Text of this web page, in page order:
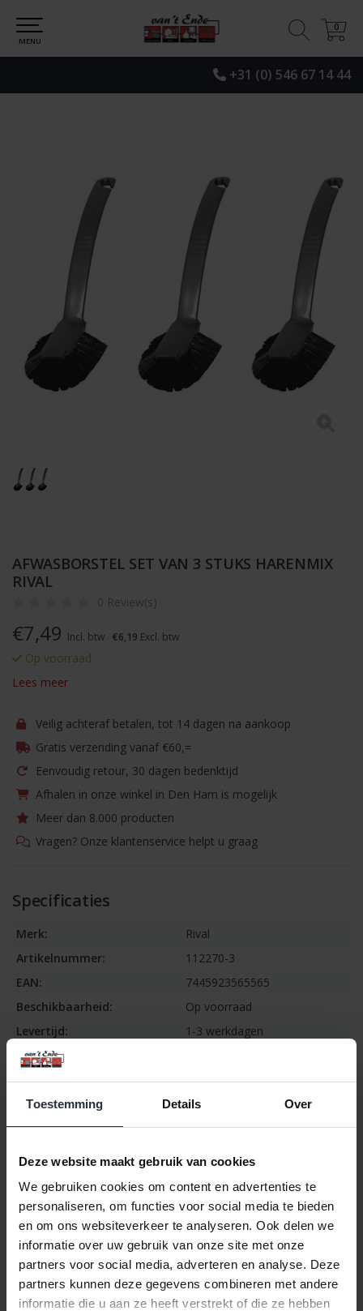
Toestemming Details Over
Deze website maakt gebruik van cookies
We gebruiken cookies om content en advertenties te
personaliseren, om functies voor social media te bieden
en om ons websiteverkeer te analyseren. Ook delen we
informatie over uw gebruik van onze site met onze
partners voor social media, adverteren en analyse. Deze
partners kunnen deze gegevens combineren met andere
informatie die u aan ze heeft verstrekt of die ze hebben
+31 (0) 546 67 14 44
0
0
MENU
AFWASBORSTEL SET VAN 3 STUKS HARENMIX
RIVAL
0 Review(s)
€7,49 Incl. btw €6,19 Excl. btw
Op voorraad
Lees meer
Veilig achteraf betalen, tot 14 dagen na aankoop
Gratis verzending vanaf €60,=
Eenvoudig retour, 30 dagen bedenktijd
Afhalen in onze winkel in Den Ham is mogelijk
Meer dan 8.000 producten
Vragen? Onze klantenservice helpt u graag
Specificaties
Merk:
Rival
Artikelnummer:
112270-3
EAN:
7445923565565
Beschikbaarheid:
Op voorraad
Levertijd:
1-3 werkdagen
Informatie
Afwasborstel set van 3 stuks harenmix
Rival
Zeer geschikt voor glazen
Kan grote hitte verdragen en gaat daardoor lang mee
Reviews